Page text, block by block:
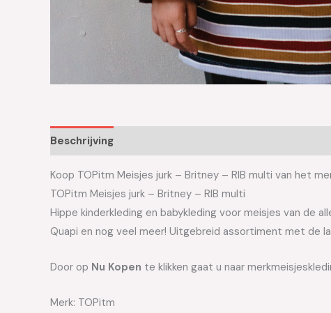
Beschrijving
Koop TOPitm Meisjes jurk – Britney – RIB multi van het
TOPitm Meisjes jurk – Britney – RIB multi
Hippe kinderkleding en babykleding voor meisjes van de
Quapi en nog veel meer! Uitgebreid assortiment met de
Door op Nu Kopen te klikken gaat u naar
Merk: TOPitm